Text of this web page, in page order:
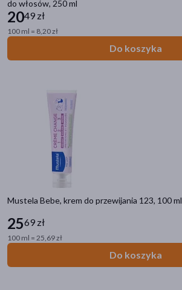
do włosów, 250 ml
2049 zł
100 ml = 8,20 zł
Do koszyka
Mustela Bebe, krem do przewijania 123, 100 ml
2569 zł
100 ml = 25,69 zł
Do koszyka